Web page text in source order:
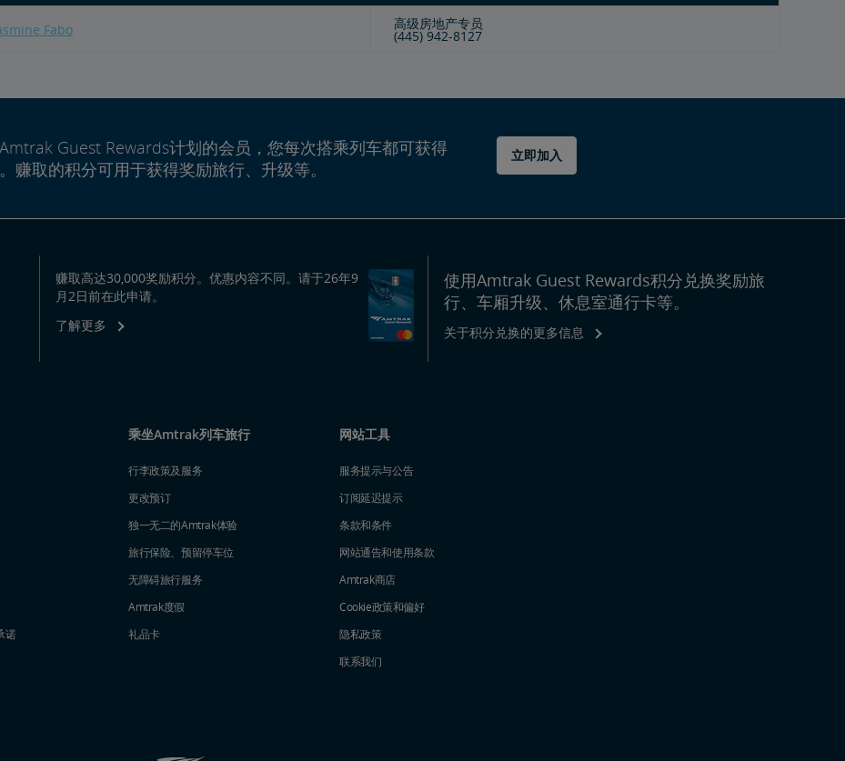
Fabo 高级房地产专员
(445) 942-8127
Guest Rewards计划的会员，您每次搭乘列车都可获得
赚取的积分可用于获得奖励旅行、升级等。
立即加入
赚取高达30,000奖励积分。优惠内容不同。请于26年9
月2日前在此申请。
了解更多
使用Amtrak Guest Rewards积分兑换奖励旅
行、车厢升级、休息室通行卡等。
关于积分兑换的更多信息
诺
乘坐Amtrak列车旅行
行李政策及服务
更改预订
独一无二的Amtrak体验
旅行保险、预留停车位
无障碍旅行服务
Amtrak度假
礼品卡
网站工具
服务提示与公告
订阅延迟提示
条款和条件
网站通告和使用条款
Amtrak商店
Cookie政策和偏好
隐私政策
联系我们